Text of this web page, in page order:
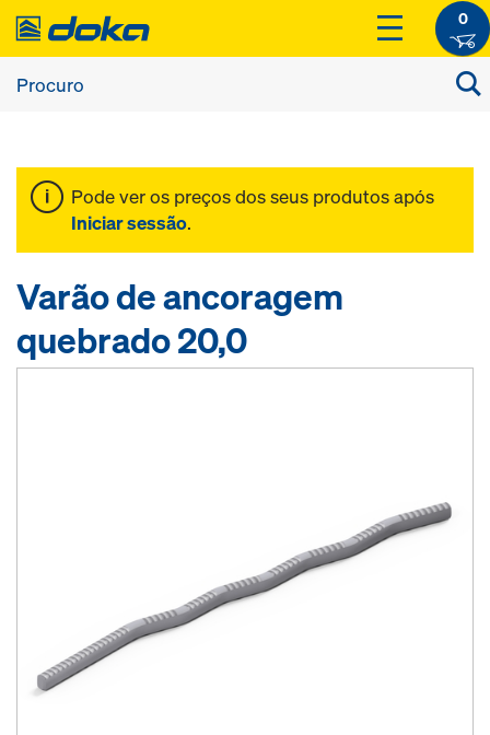
0
Pode ver os preços dos seus produtos após
Iniciar sessão.
Varão de ancoragem
quebrado 20,0